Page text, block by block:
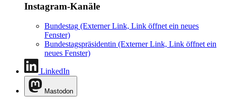
Instagram-Kanäle
Bundestag (Externer Link, Link öffnet ein neues
Fenster)
Bundestagspräsidentin (Externer Link, Link öffnet ein
neues Fenster)
LinkedIn
Mastodon